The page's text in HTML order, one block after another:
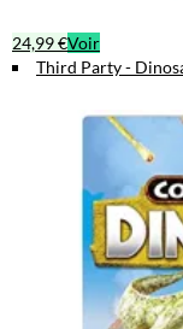
24,99 €Voir
Third Party -